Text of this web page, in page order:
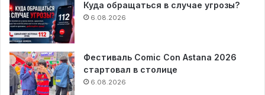
Куда обращаться в случае угрозы?
6.08.2026
Фестиваль Comic Con Astana 2026
стартовал в столице
6.08.2026